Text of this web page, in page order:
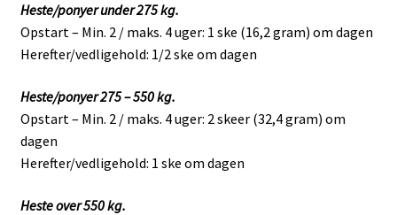
Heste/ponyer under 275 kg.
Opstart – Min. 2 / maks. 4 uger: 1 ske (16,2 gram) om dagen
Herefter/vedligehold: 1/2 ske om dagen
Heste/ponyer 275 – 550 kg.
Opstart – Min. 2 / maks. 4 uger: 2 skeer (32,4 gram) om
dagen
Herefter/vedligehold: 1 ske om dagen
Heste over 550 kg.